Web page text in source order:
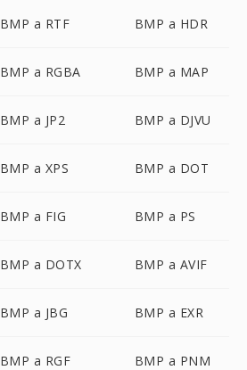
BMP a RTF BMP a HDR
BMP a RGBA BMP a MAP
BMP a JP2 BMP a DJVU
BMP a XPS BMP a DOT
BMP a FIG BMP a PS
BMP a DOTX BMP a AVIF
BMP a JBG BMP a EXR
BMP a RGF BMP a PNM